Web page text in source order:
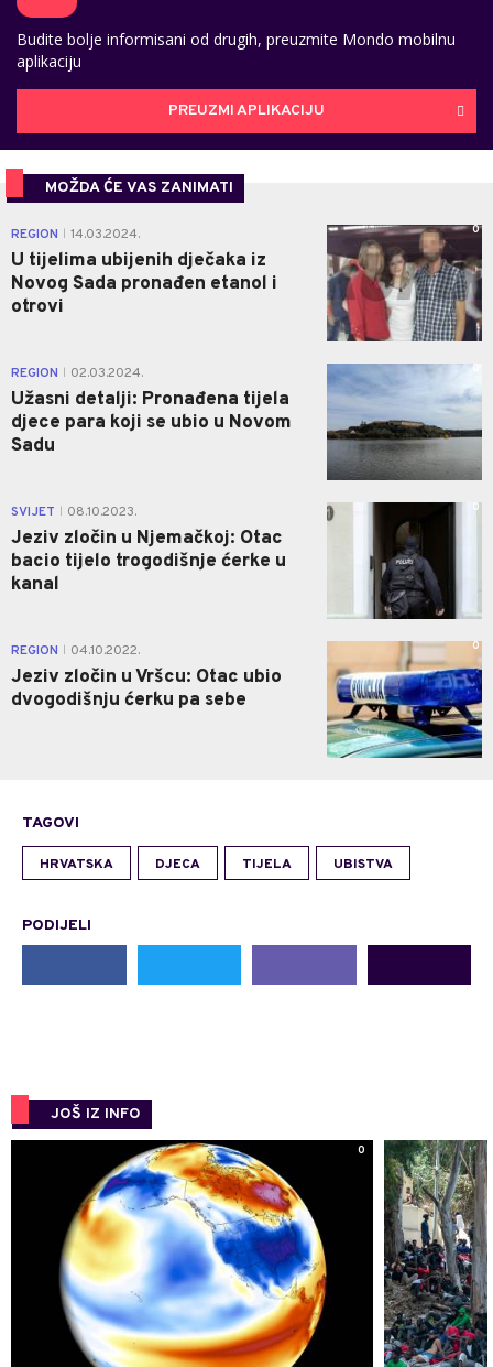
Budite bolje informisani od drugih, preuzmite Mondo mobilnu
aplikaciju
PREUZMI APLIKACIJU
MOŽDA ĆE VAS ZANIMATI
REGION 14.03.2024.
U tijelima ubijenih dječaka iz
Novog Sada pronađen etanol i
otrovi
0
REGION 02.03.2024.
Užasni detalji: Pronađena tijela
djece para koji se ubio u Novom
Sadu
0
SVIJET 08.10.2023.
Jeziv zločin u Njemačkoj: Otac
bacio tijelo trogodišnje ćerke u
kanal
0
REGION 04.10.2022.
Jeziv zločin u Vršcu: Otac ubio
dvogodišnju ćerku pa sebe
0
TAGOVI
HRVATSKA DJECA TIJELA UBISTVA
PODIJELI
JOŠ IZ INFO
0